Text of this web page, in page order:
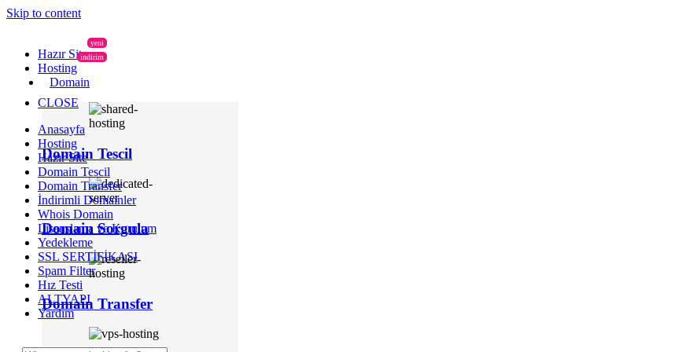
Skip to content
Hazır Site
yeni
Hosting
indirim
Domain
Domain Tescil
Domain Sorgula
Domain Transfer
CLOSE
Anasayfa
Hosting
Hazır Site
Domain Tescil
Domain Transfer
İndirimli Domainler
Whois Domain
Lisanslama ve Kurulum
Yedekleme
SSL SERTİFİKASI
Spam Filter
Hız Testi
ALTYAPI
Yardım